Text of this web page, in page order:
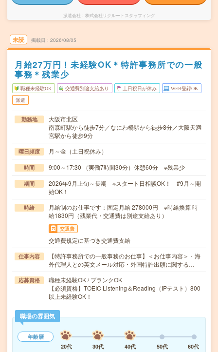
派遣会社 株式会社リクルートスタッフィング
未読 掲載日 2026/08/05
月給27万円！未経験OK＊特許事務所での一般
事務＊残業少
職種未経験OK 交通費別途支給あり 土日祝日が休み WEB登録OK
派遣
勤務地
大阪市北区
南森町駅から徒歩7分／なにわ橋駅から徒歩8分／大阪天満
宮駅から徒歩9分
曜日頻度 月～金（土日祝休み）
時間 9:00～17:30 （実働7時間30分）休憩60分 ※残業少
期間
2026年9月上旬～長期 ※スタート日相談OK！ #9月～開
始OK！
時給
月給制のお仕事です：固定月給 278000円 ※時給換算 時
給1830円（残業代・交通費は別途支給あり）
交通費
交通費規定に基づき交通費支給
仕事内容
【特許事務所での一般事務のお仕事】＜お仕事内容＞・海
外代理人との英文メール対応・外国特許出願に関する…
応募資格
職種未経験OK / ブランクOK
【必須資格】TOEIC Listening＆Reading（IPテスト）800
以上未経験OK！
職場の雰囲気
年齢層
20代
30代 40代 50代 60代